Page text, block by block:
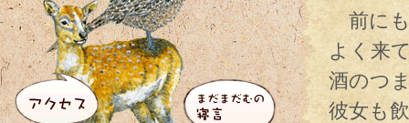
前に
よく来
酒のつ
彼女も